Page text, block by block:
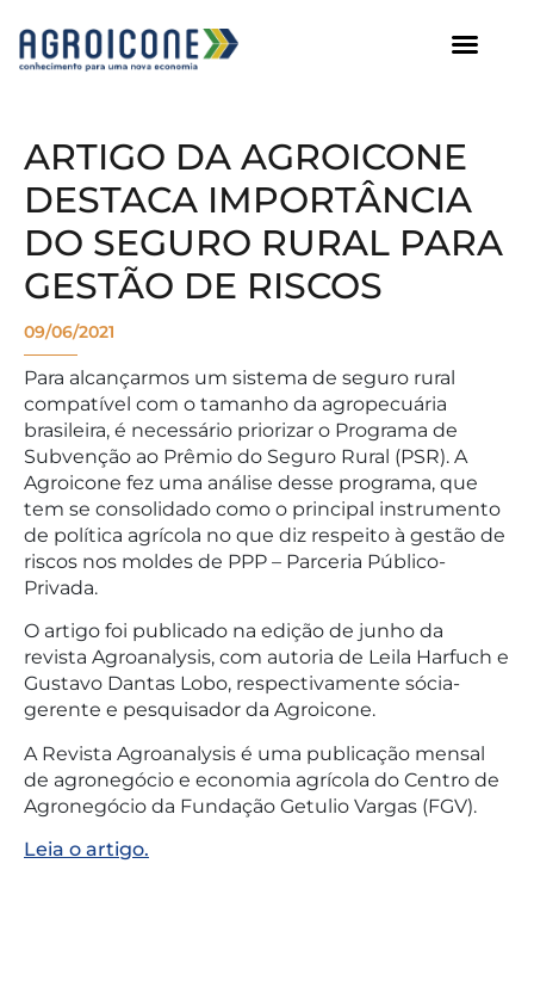
ARTIGO DA AGROICONE
DESTACA IMPORTÂNCIA
DO SEGURO RURAL PARA
GESTÃO DE RISCOS
09/06/2021
Para alcançarmos um sistema de seguro rural
compatível com o tamanho da agropecuária
brasileira, é necessário priorizar o Programa de
Subvenção ao Prêmio do Seguro Rural (PSR). A
Agroicone fez uma análise desse programa, que
tem se consolidado como o principal instrumento
de política agrícola no que diz respeito à gestão de
riscos nos moldes de PPP – Parceria Público-
Privada.
O artigo foi publicado na edição de junho da
revista Agroanalysis, com autoria de Leila Harfuch e
Gustavo Dantas Lobo, respectivamente sócia-
gerente e pesquisador da Agroicone.
A Revista Agroanalysis é uma publicação mensal
de agronegócio e economia agrícola do Centro de
Agronegócio da Fundação Getulio Vargas (FGV).
Leia o artigo.